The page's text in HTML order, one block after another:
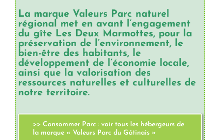
La marque Valeurs Parc naturel
régional met en avant l’engagement
du gîte Les Deux Marmottes, pour la
préservation de l’environnement, le
bien-être des habitants, le
développement de l’économie locale,
ainsi que la valorisation des
ressources naturelles et culturelles de
notre territoire.
>> Consommer Parc : voir tous les hébergeurs de
la marque « Valeurs Parc du Gâtinais »